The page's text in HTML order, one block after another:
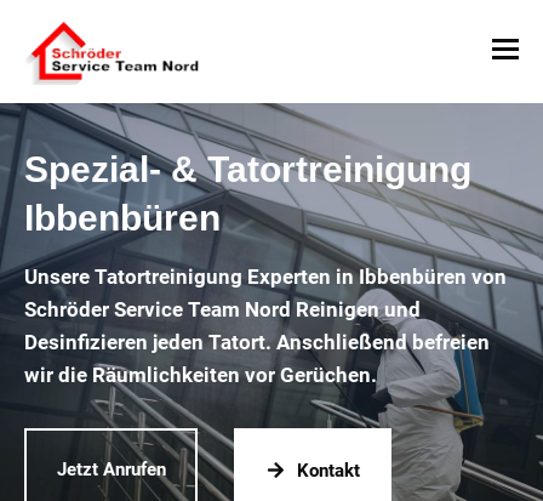
Spezial- & Tatortreinigung
Ibbenbüren
Unsere Tatortreinigung Experten in Ibbenbüren von
Schröder Service Team Nord Reinigen und
Desinfizieren jeden Tatort. Anschließend befreien
wir die Räumlichkeiten vor Gerüchen.
Jetzt Anrufen Kontakt